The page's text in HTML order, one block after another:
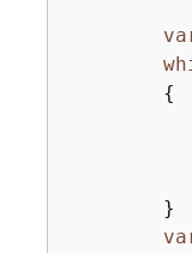
{
        }